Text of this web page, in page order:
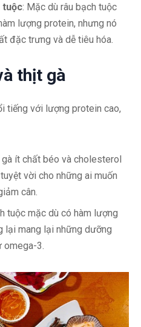
tuộc: Mặc dù râu bạch tuộc
lượng protein, nhưng nó
đặc trưng và dễ tiêu hóa.
thịt gà
tiếng với lượng protein cao,
gà ít chất béo và cholesterol
vời cho những ai muốn
cân.
tuộc mặc dù có hàm lượng
lại mang lại những dưỡng
omega-3.